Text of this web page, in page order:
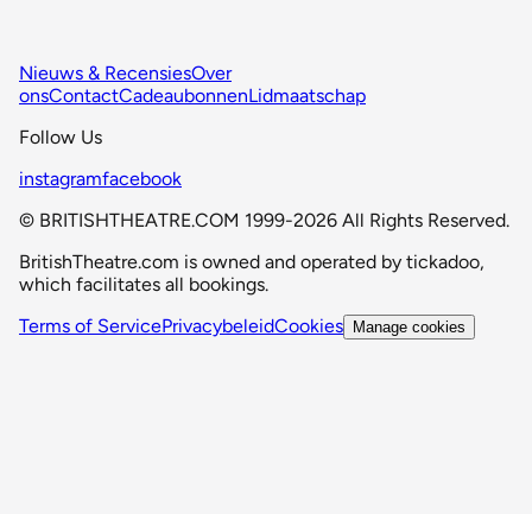
Nieuws & RecensiesOver
onsContactCadeaubonnenLidmaatschap
Follow Us
instagramfacebook
© BRITISHTHEATRE.COM 1999-2026 All Rights Reserved.
BritishTheatre.com is owned and operated by tickadoo,
which facilitates all bookings.
Terms of ServicePrivacybeleidCookies Manage cookies